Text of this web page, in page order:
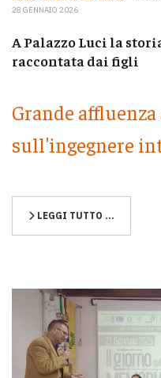
28 GENNAIO 2026
A Palazzo Luci la
raccontata dai figli
Grande
sull'ingegnere
LEGGI TUTTO …